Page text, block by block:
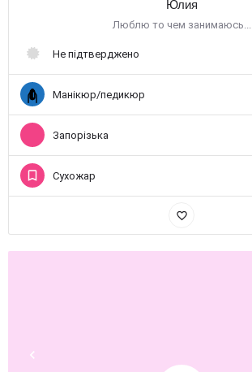
Юлия
Люблю то чем занимаюсь...
Не підтверджено
Манікюр/педикюр
Запорізька
Сухожар
favorite_border